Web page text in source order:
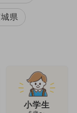
県
小学生